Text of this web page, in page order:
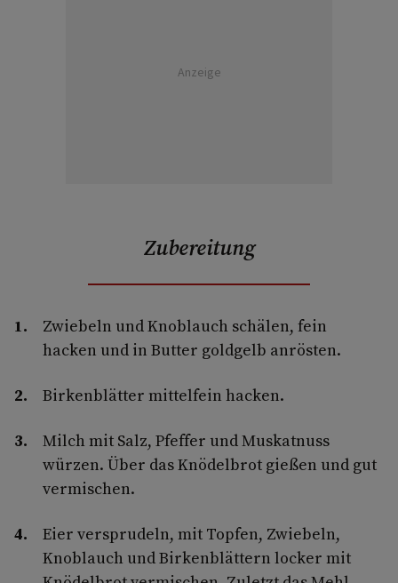
Anzeige
Zubereitung
Zwiebeln und Knoblauch schälen, fein
hacken und in Butter goldgelb anrösten.
Birkenblätter mittelfein hacken.
Milch mit Salz, Pfeffer und Muskatnuss
würzen. Über das Knödelbrot gießen und gut
vermischen.
Eier versprudeln, mit Topfen, Zwiebeln,
Knoblauch und Birkenblättern locker mit